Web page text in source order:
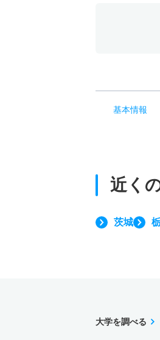
基本情報
近く
茨城
大学を調べる